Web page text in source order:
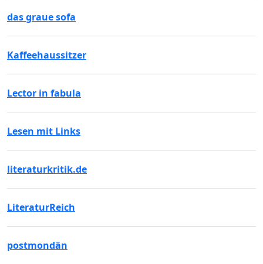
das graue sofa
Kaffeehaussitzer
Lector in fabula
Lesen mit Links
literaturkritik.de
LiteraturReich
postmondän